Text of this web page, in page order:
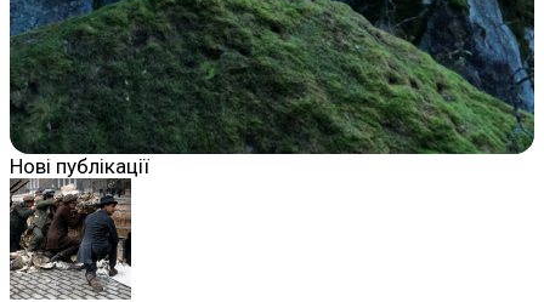
Нові публікації